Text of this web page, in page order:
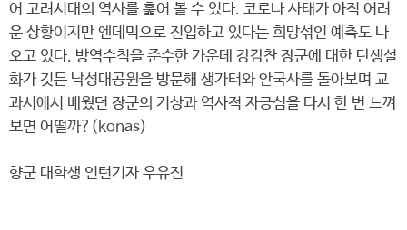
어 고려시대의 역사를 훑어 볼 수 있다. 코로나 사태가 아직 어려
운 상황이지만 엔데믹으로 진입하고 있다는 희망섞인 예측도 나
오고 있다. 방역수칙을 준수한 가운데 강감찬 장군에 대한 탄생설
화가 깃든 낙성대공원을 방문해 생가터와 안국사를 돌아보며 교
과서에서 배웠던 장군의 기상과 역사적 자긍심을 다시 한 번 느껴
보면 어떨까?(konas)
향군 대학생 인턴기자 우유진